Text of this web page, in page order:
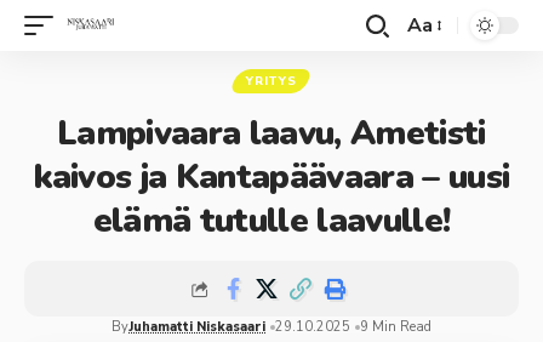
Aa
YRITYS
Lampivaara laavu, Ametisti
kaivos ja Kantapäävaara – uusi
elämä tutulle laavulle!
ByJuhamatti Niskasaari 29.10.2025 9 Min Read